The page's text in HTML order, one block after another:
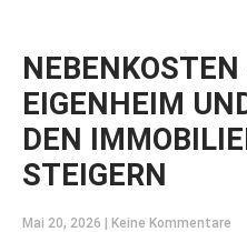
EIGENHEIM
DEN
STEIGERN
Mai 20, 2026 Keine Kommentare